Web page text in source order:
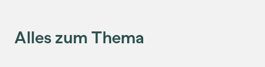
Alles zum Thema